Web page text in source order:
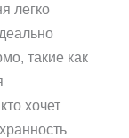
легко
такие как
хочет